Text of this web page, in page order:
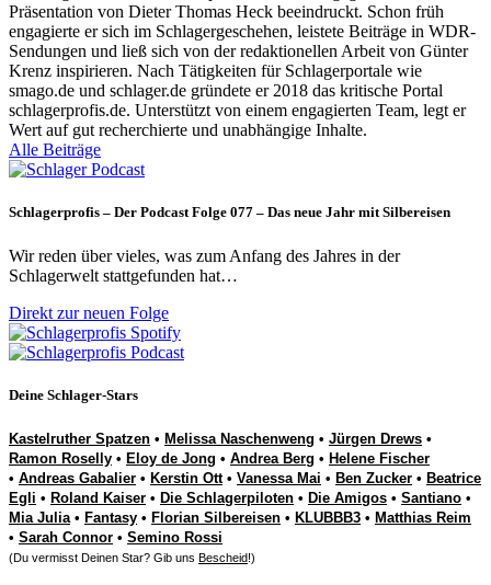
Präsentation von Dieter Thomas Heck beeindruckt. Schon früh
engagierte er sich im Schlagergeschehen, leistete Beiträge in WDR-
Sendungen und ließ sich von der redaktionellen Arbeit von Günter
Krenz inspirieren. Nach Tätigkeiten für Schlagerportale wie
smago.de und schlager.de gründete er 2018 das kritische Portal
schlagerprofis.de. Unterstützt von einem engagierten Team, legt er
Wert auf gut recherchierte und unabhängige Inhalte.
Alle Beiträge
Schlagerprofis – Der Podcast Folge 077 – Das neue Jahr mit Silbereisen
Wir reden über vieles, was zum Anfang des Jahres in der
Schlagerwelt stattgefunden hat…
Direkt zur neuen Folge
Deine Schlager-Stars
Kastelruther Spatzen • Melissa Naschenweng • Jürgen Drews •
Ramon Roselly • Eloy de Jong • Andrea Berg • Helene Fischer
• Andreas Gabalier • Kerstin Ott• Vanessa Mai • Ben Zucker • Beatrice
Egli • Roland Kaiser • Die Schlagerpiloten • Die Amigos • Santiano •
Mia Julia • Fantasy • Florian Silbereisen • KLUBBB3 • Matthias Reim
• Sarah Connor • Semino Rossi
(Du vermisst Deinen Star? Gib uns Bescheid!)